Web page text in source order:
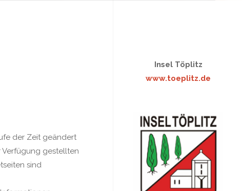
der Zeit geändert
Verfügung gestellten
sind
Insel Töplitz
www.toeplitz.de